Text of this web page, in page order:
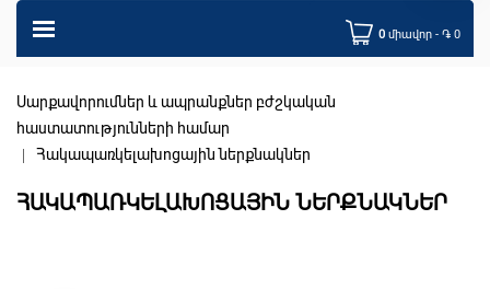
0 միավոր - ֏ 0
Սարքավորումներ և ապրանքներ բժշկական
հաստատությունների համար
Հակապառկելախոցային ներքնակներ
ՀԱԿԱՊԱՌԿԵԼԱԽՈՑԱՅԻՆ ՆԵՐՔՆԱԿՆԵՐ